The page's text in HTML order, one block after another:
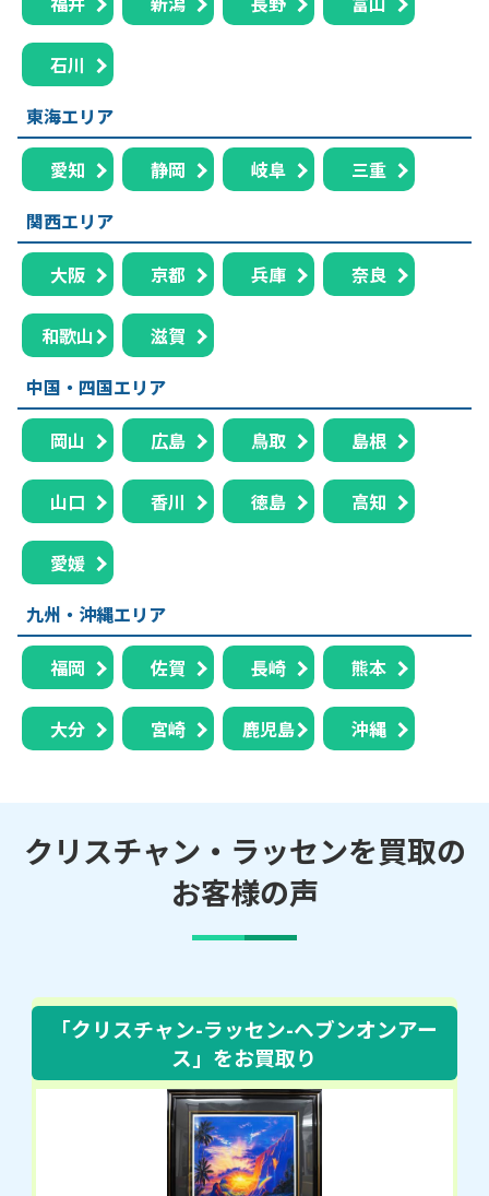
石川
東海エリア
愛知 静岡 岐阜
三重
関西エリア
大阪 京都 兵庫 奈良
和歌山
滋賀
中国・四国エリア
岡山 広島 鳥取 島根
山口 香川 徳島 高知
愛媛
九州・沖縄エリア
福岡 佐賀 長崎 熊本
大分 宮崎 鹿児島 沖縄
クリスチャン・ラッセンを買取の
お客様の声
「クリスチャン-ラッセン-ヘブンオンアー
ス」 をお買取り